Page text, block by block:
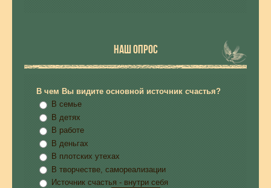
НАШ ОПРОС
В чем Вы видите основной источник счастья?
В семье
В детях
В работе
В деньгах
В плотских утехах
В творчестве, самореализации
Источник счастья - внутри себя